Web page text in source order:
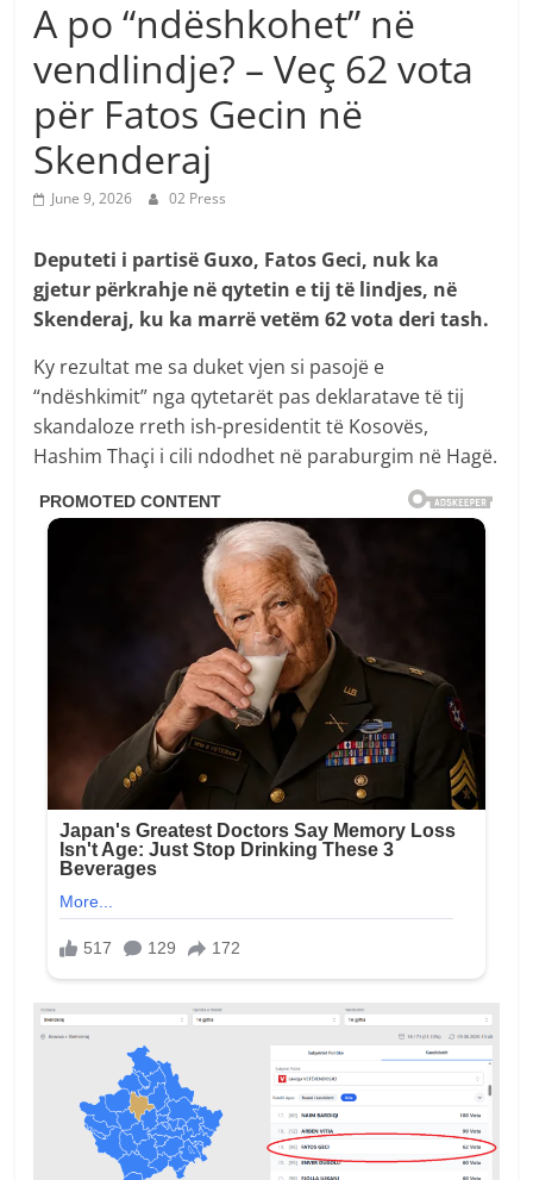
A po “ndëshkohet” në
vendlindje? – Veç 62 vota
për Fatos Gecin në
Skenderaj
June 9, 2026 02 Press
Deputeti i partisë Guxo, Fatos Geci, nuk ka
gjetur përkrahje në qytetin e tij të lindjes, në
Skenderaj, ku ka marrë vetëm 62 vota deri tash.
Ky rezultat me sa duket vjen si pasojë e
“ndëshkimit” nga qytetarët pas deklaratave të tij
skandaloze rreth ish-presidentit të Kosovës,
Hashim Thaçi i cili ndodhet në paraburgim në Hagë.